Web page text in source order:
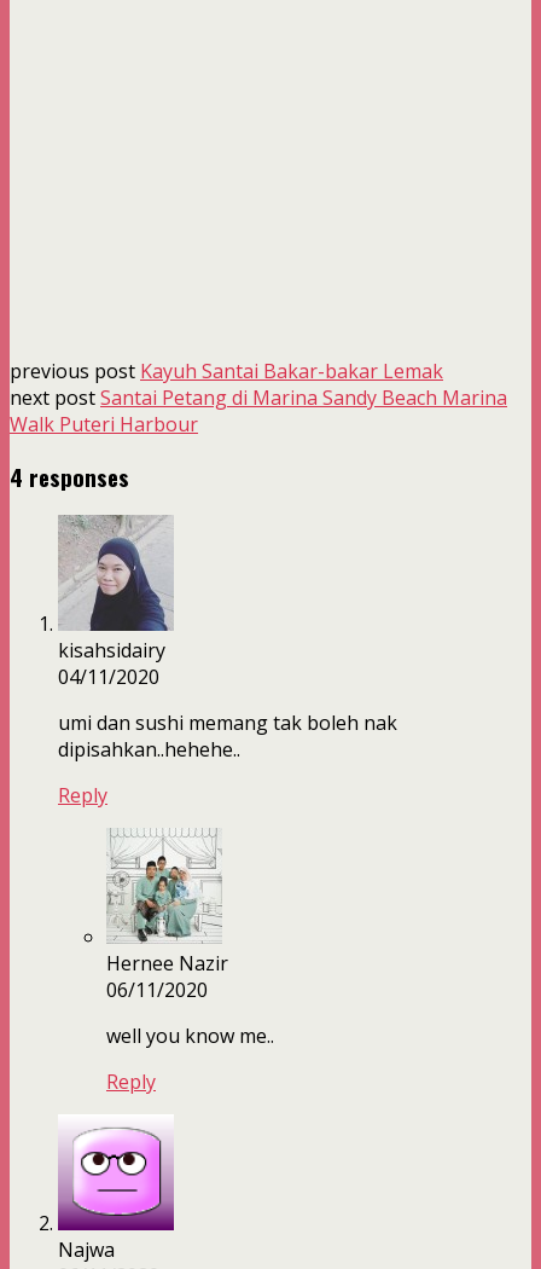
previous post Kayuh Santai Bakar-bakar Lemak
next postSantai Petang di Marina Sandy Beach Marina
Walk Puteri Harbour
4 responses
kisahsidairy
04/11/2020
umi dan sushi memang tak boleh nak
dipisahkan..hehehe..
Reply
Hernee Nazir
06/11/2020
well you know me..
Reply
Najwa